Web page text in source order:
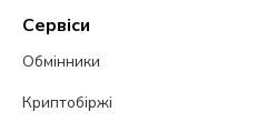
Сервіси
Обмінники
Криптобіржі